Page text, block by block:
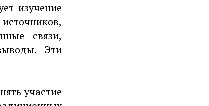
изучение
связи,
Эти
участие